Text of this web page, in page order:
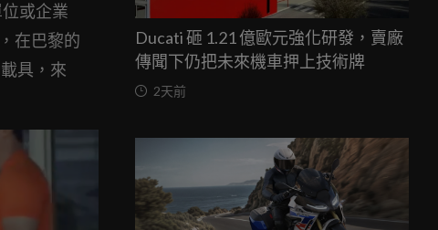
或企業
在巴黎的
具，來
Ducati 砸 1.21 億歐元強化研發，賣廠
傳聞下仍把未來機車押上技術牌
2天前